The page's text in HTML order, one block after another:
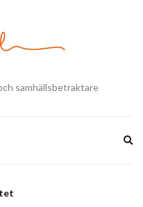
samhällsbetraktare